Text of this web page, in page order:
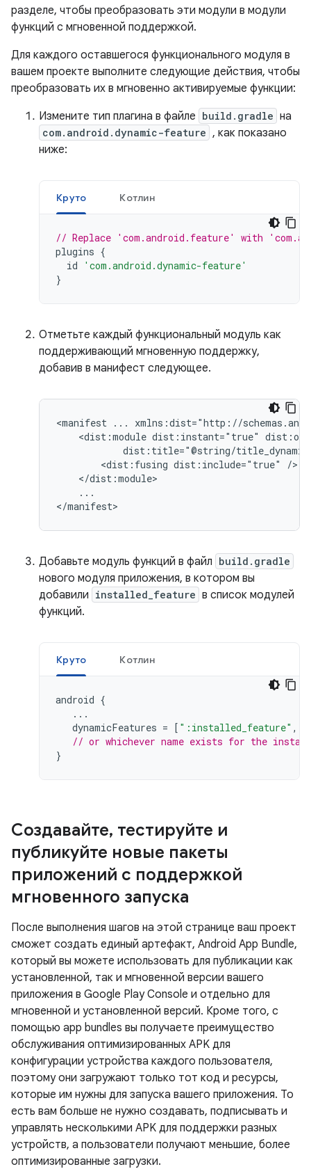
разделе, чтобы преобразовать эти модули в модули
функций с мгновенной поддержкой.
Для каждого оставшегося функционального модуля в
вашем проекте выполните следующие действия, чтобы
преобразовать их в мгновенно активируемые функции:
Измените тип плагина в файле build.gradle на
com.android.dynamic-feature , как показано
ниже:
Круто Котлин
// Replace 'com.android.feature' with
plugins {
id
'com.android.dynamic-feature'
}
Отметьте каждый функциональный модуль как
поддерживающий мгновенную поддержку,
добавив в манифест следующее.
<manifest ...
<dist:module dist:instant="true"
<dist:fusing dist:include="true"
...
Добавьте модуль функций в файл build.gradle
нового модуля приложения, в котором вы
добавили installed_feature в список модулей
функций.
Круто Котлин
android {
...
dynamicFeatures = [ ":installed_feature" ,
// or whichever name exists for the instant
}
Создавайте, тестируйте и
публикуйте новые пакеты
приложений с поддержкой
мгновенного запуска
После выполнения шагов на этой странице ваш проект
сможет создать единый артефакт, Android App Bundle,
который вы можете использовать для публикации как
установленной, так и мгновенной версии вашего
приложения в Google Play Console и отдельно для
мгновенной и установленной версий. Кроме того, с
помощью app bundles вы получаете преимущество
обслуживания оптимизированных APK для
конфигурации устройства каждого пользователя,
поэтому они загружают только тот код и ресурсы,
которые им нужны для запуска вашего приложения. То
есть вам больше не нужно создавать, подписывать и
управлять несколькими APK для поддержки разных
устройств, а пользователи получают меньшие, более
оптимизированные загрузки.